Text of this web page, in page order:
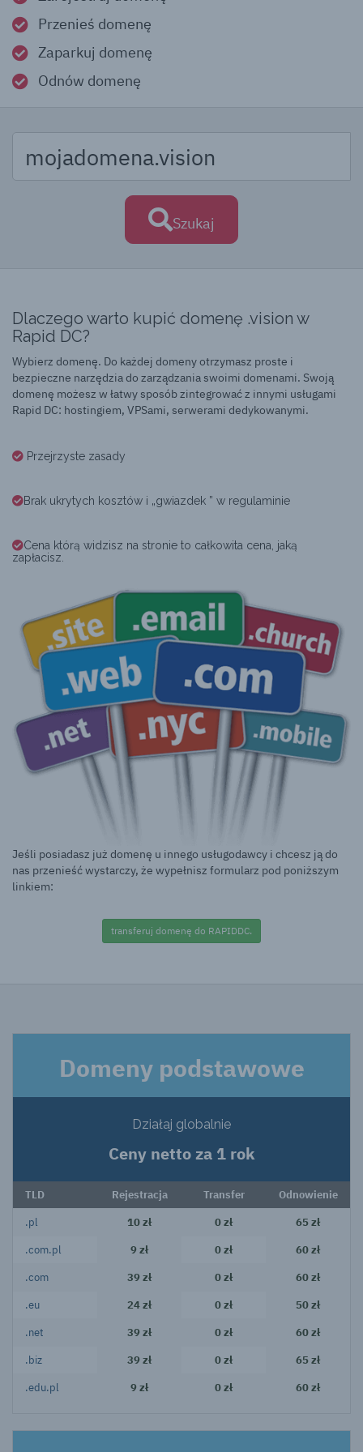
Przenieś domenę
Zaparkuj domenę
Odnów domenę
Szukaj
Dlaczego warto kupić domenę .vision w
Rapid DC?
Wybierz domenę. Do każdej domeny otrzymasz proste i
bezpieczne narzędzia do zarządzania swoimi domenami. Swoją
domenę możesz w łatwy sposób zintegrować z innymi usługami
Rapid DC: hostingiem, VPSami, serwerami dedykowanymi.
Przejrzyste zasady
Brak ukrytych kosztów i „gwiazdek ” w regulaminie
Cena którą widzisz na stronie to całkowita cena, jaką
zapłacisz.
Jeśli posiadasz już domenę u innego usługodawcy i chcesz ją do
nas przenieść wystarczy, że wypełnisz formularz pod poniższym
linkiem:
transferuj domenę do RAPIDDC.
Domeny podstawowe
Działaj globalnie
Ceny netto za 1 rok
TLD Rejestracja Transfer Odnowienie
.pl 10 zł 0 zł 65 zł
.com.pl 9 zł 0 zł 60 zł
.com 39 zł 0 zł 60 zł
.eu 24 zł 0 zł 50 zł
.net 39 zł 0 zł 60 zł
.biz 39 zł 0 zł 65 zł
.edu.pl 9 zł 0 zł 60 zł